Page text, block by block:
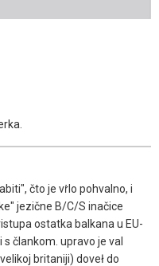
čto je vṙlo pohvalno, i
jezične B/C/S inačice
ostatka balkana u EU-
člankom. upravo je val
britaniji) doveł do